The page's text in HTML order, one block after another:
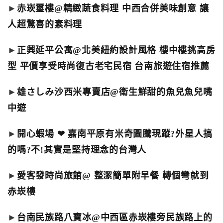
► 赤崁璽樓@精緻蔬食料理 中西合併美味創意 讓
人超驚喜的素料理
► 正興延平公寓@北美紐約設計風格 樓中樓挑高房
型 平價享受時尚復古老宅民宿 台南旅遊住宿推薦
► 雄さしみ沙西米專賣店@衛生鮮甜的魚兒魚兒嘴
中遊
► 開心蝦場 ❤ 嘉南平原有米奇圖騰現蹤?外星人搞
的嗎?不!其實是堅持理念的台灣人
► 愛客發時尚旅館@ 整潔簡單附早餐 轉個彎就到
赤崁樓
► 台南民族路八寶冰@中西區赤崁樓旁民族路上的